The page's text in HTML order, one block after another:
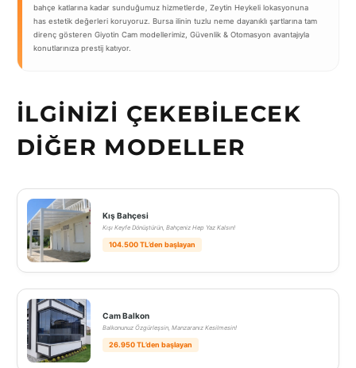
bahçe katlarına kadar sunduğumuz hizmetlerde, Zeytin Heykeli lokasyonuna
has estetik değerleri koruyoruz. Bursa ilinin tuzlu neme dayanıklı şartlarına tam
direnç gösteren Giyotin Cam modellerimiz, Güvenlik & Otomasyon avantajıyla
konutlarınıza prestij katıyor.
İLGINIZI ÇEKEBILECEK
DIĞER MODELLER
Kış Bahçesi
Kışı Keyfe Dönüştürün, Bahçeniz Hep Yaz Kalsın!
104.500 TL’den başlayan
Cam Balkon
Balkonunuz Özgürleşsin, Manzaranız Kesilmesin!
26.950 TL’den başlayan